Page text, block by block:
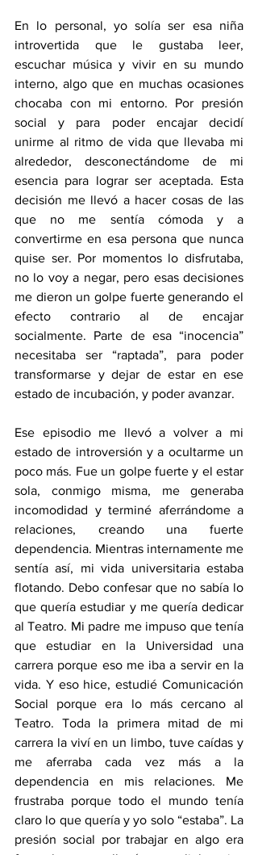
En lo personal, yo solía ser esa niña
introvertida que le gustaba leer,
escuchar música y vivir en su mundo
interno, algo que en muchas ocasiones
chocaba con mi entorno. Por presión
social y para poder encajar decidí
unirme al ritmo de vida que llevaba mi
alrededor, desconectándome de mi
esencia para lograr ser aceptada. Esta
decisión me llevó a hacer cosas de las
que no me sentía cómoda y a
convertirme en esa persona que nunca
quise ser. Por momentos lo disfrutaba,
no lo voy a negar, pero esas decisiones
me dieron un golpe fuerte generando el
efecto contrario al de encajar
socialmente. Parte de esa “inocencia”
necesitaba ser “raptada”, para poder
transformarse y dejar de estar en ese
estado de incubación, y poder avanzar.
Ese episodio me llevó a volver a mi
estado de introversión y a ocultarme un
poco más. Fue un golpe fuerte y el estar
sola, conmigo misma, me generaba
incomodidad y terminé aferrándome a
relaciones, creando una fuerte
dependencia. Mientras internamente me
sentía así, mi vida universitaria estaba
flotando. Debo confesar que no sabía lo
que quería estudiar y me quería dedicar
al Teatro. Mi padre me impuso que tenía
que estudiar en la Universidad una
carrera porque eso me iba a servir en la
vida. Y eso hice, estudié Comunicación
Social porque era lo más cercano al
Teatro. Toda la primera mitad de mi
carrera la viví en un limbo, tuve caídas y
me aferraba cada vez más a la
dependencia en mis relaciones. Me
frustraba porque todo el mundo tenía
claro lo que quería y yo solo “estaba”. La
presión social por trabajar en algo era